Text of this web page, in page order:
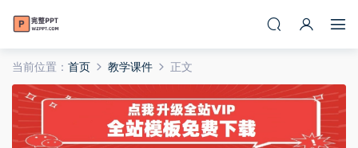
当前位置： 首页 教学课件 正文